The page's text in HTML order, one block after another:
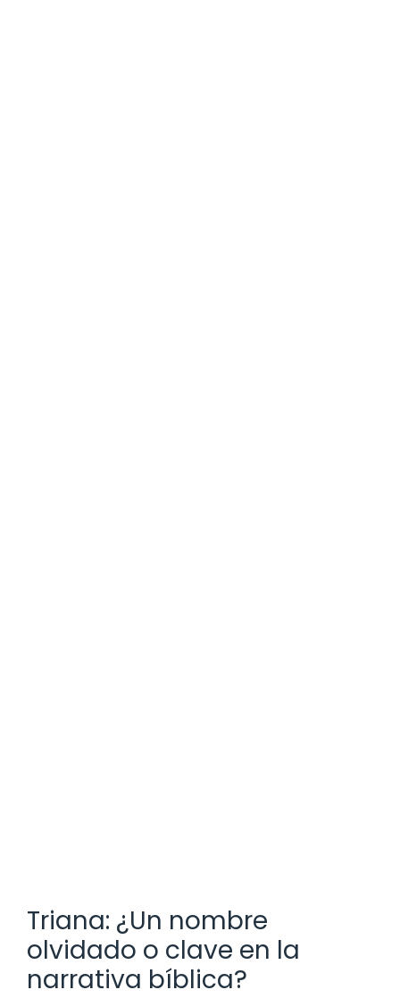
Triana: ¿Un nombre
olvidado o clave en la
narrativa bíblica?